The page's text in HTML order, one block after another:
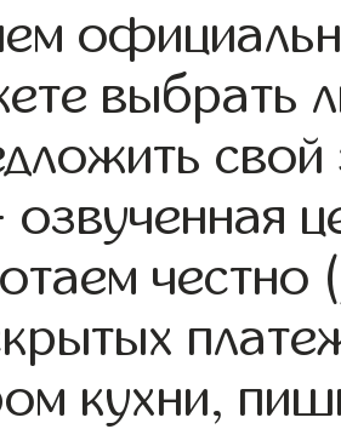
выбрать
свой
честно
кухни,